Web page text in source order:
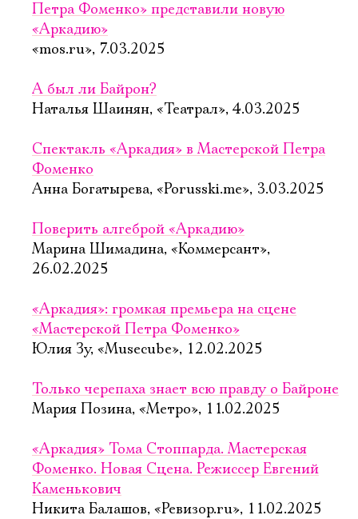
Петра Фоменко» представили новую
«Аркадию»
«mos.ru», 7.03.2025
А был ли Байрон?
Наталья Шаинян, «Театрал», 4.03.2025
Спектакль «Аркадия» в Мастерской Петра
Фоменко
Анна Богатырева, «Porusski.me», 3.03.2025
Поверить алгеброй «Аркадию»
Марина Шимадина, «Коммерсант»,
26.02.2025
«Аркадия»: громкая премьера на сцене
«Мастерской Петра Фоменко»
Юлия Зу, «Musecube», 12.02.2025
Только черепаха знает всю правду о Байроне
Мария Позина, «Метро», 11.02.2025
«Аркадия» Тома Стоппарда. Мастерская
Фоменко. Новая Сцена. Режиссер Евгений
Каменькович
Никита Балашов, «Ревизор.ru», 11.02.2025